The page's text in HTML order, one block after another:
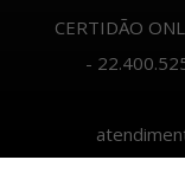
CERTIDÃO
-